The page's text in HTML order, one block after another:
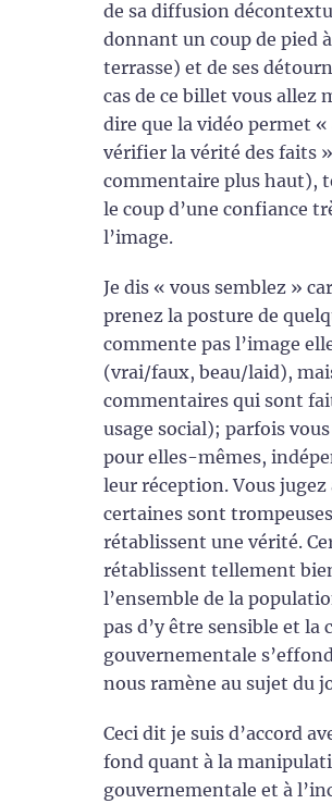
de sa diffusion
donnant un coup de pied
terrasse) et de ses
cas de ce billet vous allez
dire que la vidéo permet «
vérifier la vérité des faits
commentaire plus haut),
le coup d’une confiance
l’image.
Je dis « vous semblez »
prenez la posture de
commente pas l’image
(vrai/faux, beau/laid),
commentaires qui sont
usage social); parfois
pour elles-mêmes,
leur réception. Vous jugez
certaines sont
rétablissent une vérité.
rétablissent tellement
l’ensemble de la
pas d’y être sensible et
gouvernementale
nous ramène au sujet du
Ceci dit je suis d’accord
fond quant à la
gouvernementale et à